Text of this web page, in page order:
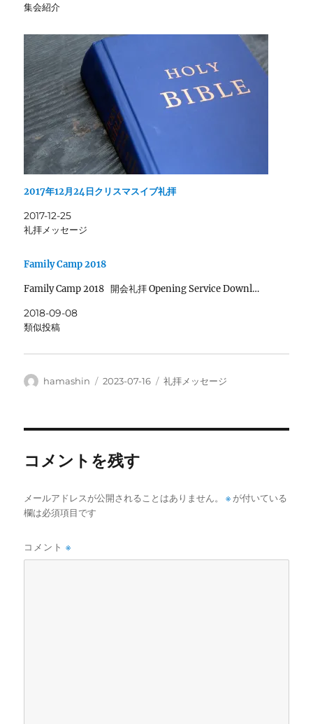
集会紹介
2017年12月24日クリスマスイブ礼拝
2017-12-25
礼拝メッセージ
Family Camp 2018
Family Camp 2018 開会礼拝 Opening Service Downl…
2018-09-08
類似投稿
投
hamashin
投
2023-07-16
カ
礼拝メッセージ
コメントを残す
メールアドレスが公開されることはありません。 ※ が付いている
欄は必須項目です
コメント※